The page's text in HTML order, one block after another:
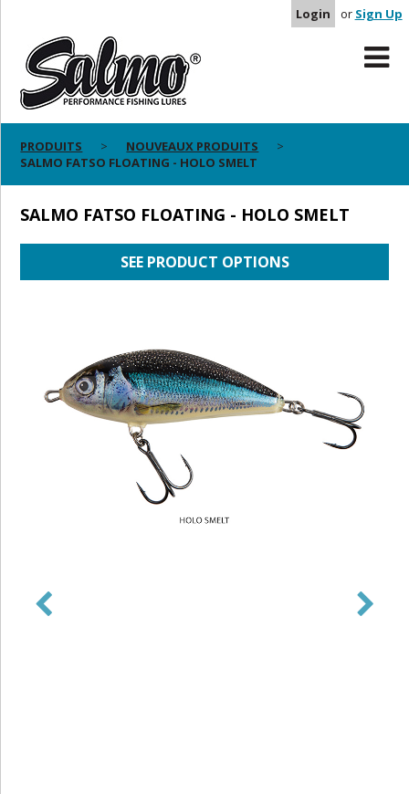
Login or Sign Up
PRODUITS
NOUVEAUX PRODUITS
SALMO FATSO FLOATING - HOLO SMELT
SALMO FATSO FLOATING - HOLO SMELT
SEE PRODUCT OPTIONS